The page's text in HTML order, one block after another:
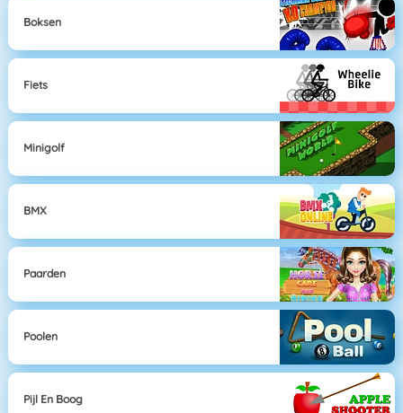
Boksen
Fiets
Minigolf
BMX
Paarden
Poolen
Pijl En Boog